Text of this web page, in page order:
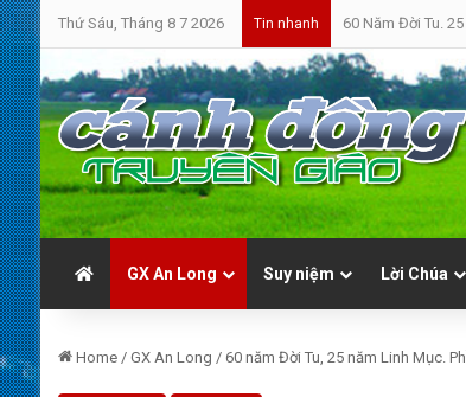
Thứ Sáu, Tháng 8 7 2026 Tin nhanh 60 Năm Đời Tu.
GX An Long Suy niệm Lời Chúa
Home / GX An Long / 60 năm Đời Tu, 25 năm Linh Mục.